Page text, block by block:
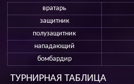
вратарь
защитник
полузащитник
нападающий
бомбардир
ТУРНИРНАЯ ТАБЛИЦА